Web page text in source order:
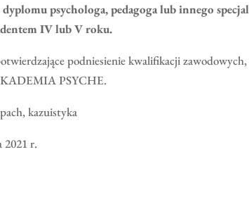
psychologa, pedagoga lub innego
IV lub V roku.
podniesienie kwalifikacji
PSYCHE.
kazuistyka
2021 r.